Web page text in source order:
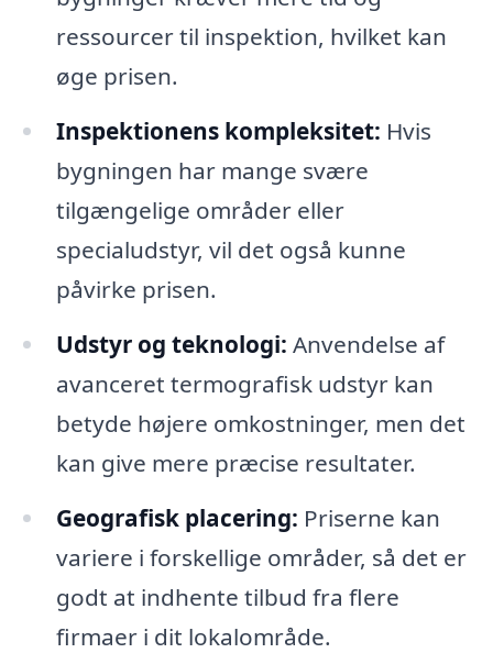
ressourcer til inspektion, hvilket kan
øge prisen.
Inspektionens kompleksitet: Hvis
bygningen har mange svære
tilgængelige områder eller
specialudstyr, vil det også kunne
påvirke prisen.
Udstyr og teknologi: Anvendelse af
avanceret termografisk udstyr kan
betyde højere omkostninger, men det
kan give mere præcise resultater.
Geografisk placering: Priserne kan
variere i forskellige områder, så det er
godt at indhente tilbud fra flere
firmaer i dit lokalområde.